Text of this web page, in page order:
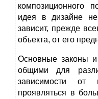
композиционного
идея в дизайне
зависит, прежде
объекта, от его
Основные законы
общими для
зависимости от
проявляться в